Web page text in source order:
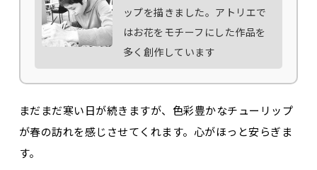
ップを描きました。アトリエで
はお花をモチーフにした作品を
多く創作しています
まだまだ寒い日が続きますが、色彩豊かなチューリップ
が春の訪れを感じさせてくれます。心がほっと安らぎま
す。